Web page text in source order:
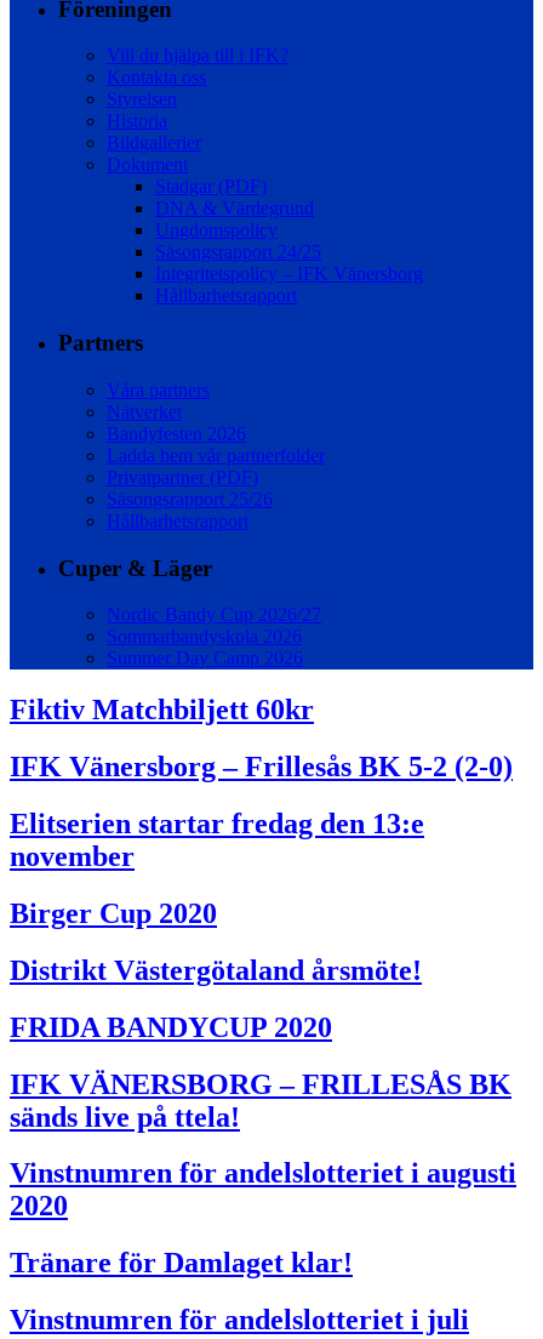
Föreningen
Vill du hjälpa till i IFK?
Kontakta oss
Styrelsen
Historia
Bildgallerier
Dokument
Stadgar (PDF)
DNA & Värdegrund
Ungdomspolicy
Säsongsrapport 24/25
Integritetspolicy – IFK Vänersborg
Hållbarhetsrapport
Partners
Våra partners
Nätverket
Bandyfesten 2026
Ladda hem vår partnerfolder
Privatpartner (PDF)
Säsongsrapport 25/26
Hållbarhetsrapport
Cuper & Läger
Nordic Bandy Cup 2026/27
Sommarbandyskola 2026
Summer Day Camp 2026
Fiktiv Matchbiljett 60kr
IFK Vänersborg – Frillesås BK 5-2 (2-0)
Elitserien startar fredag den 13:e
november
Birger Cup 2020
Distrikt Västergötaland årsmöte!
FRIDA BANDYCUP 2020
IFK VÄNERSBORG – FRILLESÅS BK
sänds live på ttela!
Vinstnumren för andelslotteriet i augusti
2020
Tränare för Damlaget klar!
Vinstnumren för andelslotteriet i juli